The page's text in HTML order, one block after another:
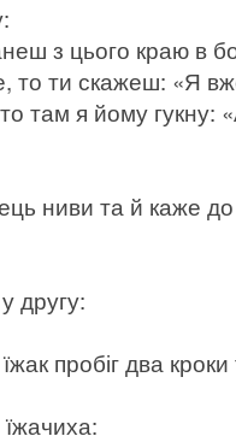
з цього краю в
то ти скажеш: «Я
там я йому гукну:
ниви та й каже
другу:
пробіг два кроки